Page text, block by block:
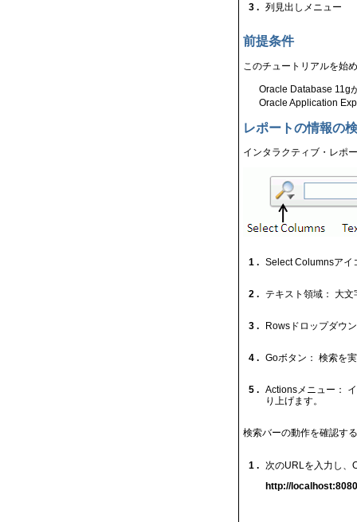
3 . 列見出しメニュー
前提条件
このチュートリアルを始
Oracle Database 11g
Oracle Application
レポートの情報の
インタラクティブ・レポ
1 . Select Columnsアイ
2 . テキスト領域： 大
3 . Rowsドロップダウ
4 . Goボタン： 検索を
5 . Actionsメニュー：
り上げます。
検索バーの動作を確認す
1 .
次のURLを入力し、
http://